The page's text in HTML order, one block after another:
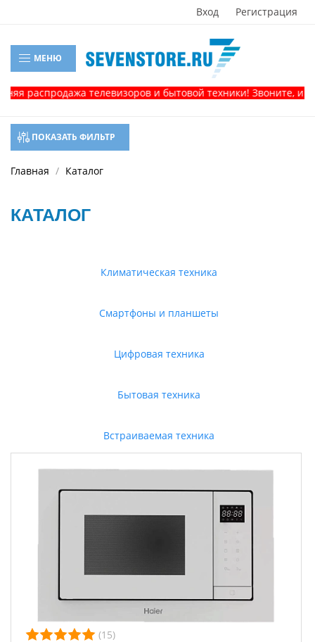
Вход Регистрация
МЕНЮ
телевизоров и бытовой техники! Звоните, и
ПОКАЗАТЬ ФИЛЬТР
Главная Каталог
КАТАЛОГ
Климатическая техника
Смартфоны и планшеты
Цифровая техника
Бытовая техника
Встраиваемая техника
(15)